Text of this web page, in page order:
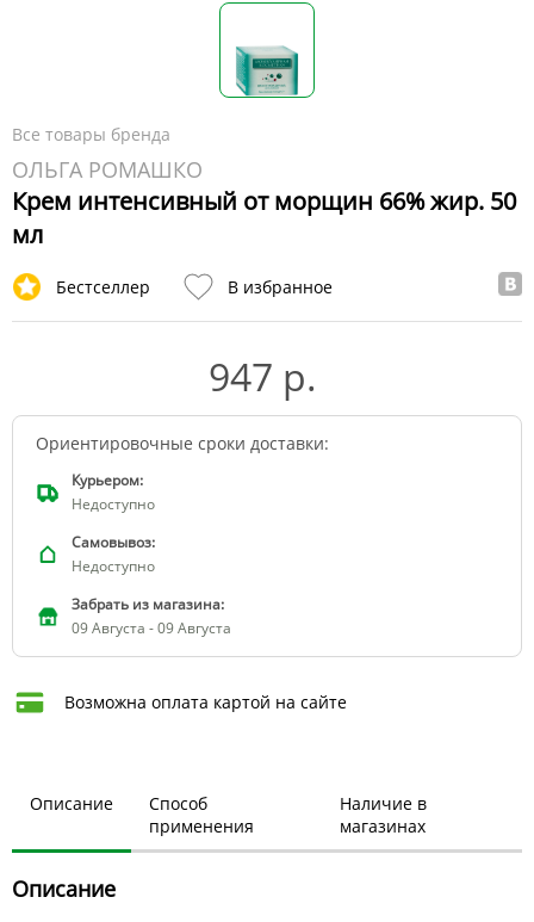
Все товары бренда
ОЛЬГА РОМАШКО
Крем интенсивный от морщин 66% жир. 50
мл
Бестселлер В избранное
947 р.
Ориентировочные сроки доставки:
Курьером:
Недоступно
Самовывоз:
Недоступно
Забрать из магазина:
09 Августа - 09 Августа
Возможна оплата картой на сайте
Описание
Способ
применения
Наличие в
магазинах
Описание